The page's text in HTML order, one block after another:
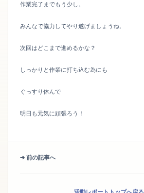
作業完了までもう少し。
みんなで協力してやり遂げましょうね。
次回はどこまで進めるかな？
しっかりと作業に打ち込む為にも
ぐっすり休んで
明日も元気に頑張ろう！
➔ 前の記事へ